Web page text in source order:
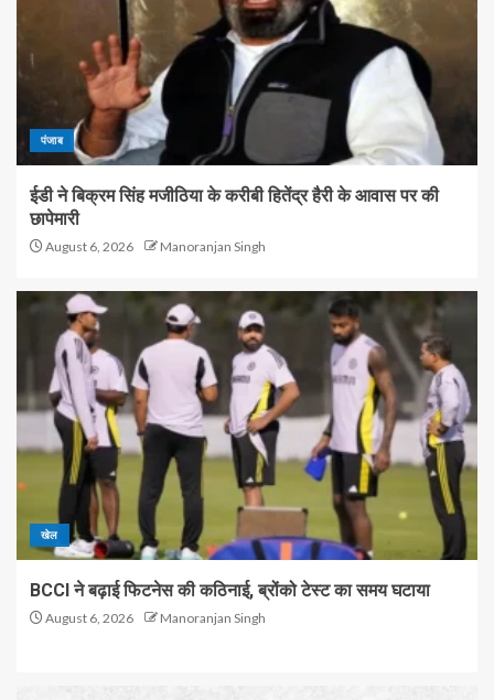
पंजाब
ईडी ने बिक्रम सिंह मजीठिया के करीबी हितेंद्र हैरी के आवास पर की
छापेमारी
August 6, 2026 Manoranjan Singh
खेल
BCCI ने बढ़ाई फिटनेस की कठिनाई, ब्रोंको टेस्ट का समय घटाया
August 6, 2026 Manoranjan Singh